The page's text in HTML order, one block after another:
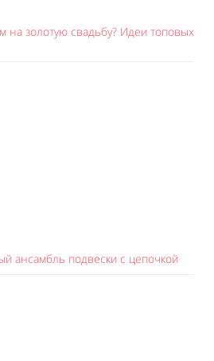
на золотую свадьбу? Идеи топовых
ансамбль подвески с цепочкой